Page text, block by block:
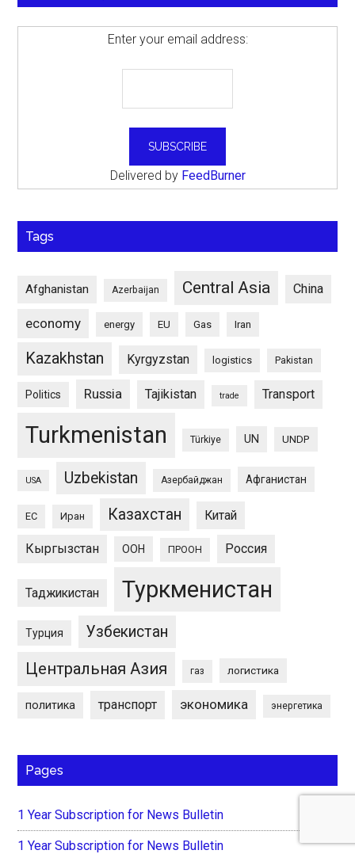
Enter your email address:
Delivered by FeedBurner
Tags
Afghanistan Azerbaijan Central Asia China
economy energy EU Gas Iran
Kazakhstan Kyrgyzstan logistics Pakistan
Politics Russia Tajikistan trade Transport
Turkmenistan Türkiye UN UNDP
USA Uzbekistan Азербайджан Афганистан
ЕС Иран Казахстан Китай
Кыргызстан ООН ПРООН Россия
Таджикистан Туркменистан
Турция Узбекистан
Центральная Азия газ логистика
политика транспорт экономика энергетика
Pages
1 Year Subscription for News Bulletin
1 Year Subscription for News Bulletin